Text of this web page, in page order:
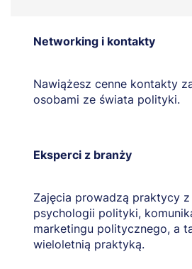
Networking i kontakty
Nawiążesz cenne kontakty
osobami ze świata polityki.
Eksperci z branży
Zajęcia prowadzą praktycy
psychologii polityki,
marketingu politycznego, a
wieloletnią praktyką.